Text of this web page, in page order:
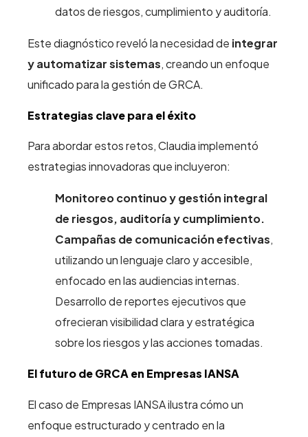
datos de riesgos, cumplimiento y auditoría.
Este diagnóstico reveló la necesidad de integrar
y automatizar sistemas, creando un enfoque
unificado para la gestión de GRCA.
Estrategias clave para el éxito
Para abordar estos retos, Claudia implementó
estrategias innovadoras que incluyeron:
Monitoreo continuo y gestión integral
de riesgos, auditoría y cumplimiento.
Campañas de comunicación efectivas,
utilizando un lenguaje claro y accesible,
enfocado en las audiencias internas.
Desarrollo de reportes ejecutivos que
ofrecieran visibilidad clara y estratégica
sobre los riesgos y las acciones tomadas.
El futuro de GRCA en Empresas IANSA
El caso de Empresas IANSA ilustra cómo un
enfoque estructurado y centrado en la